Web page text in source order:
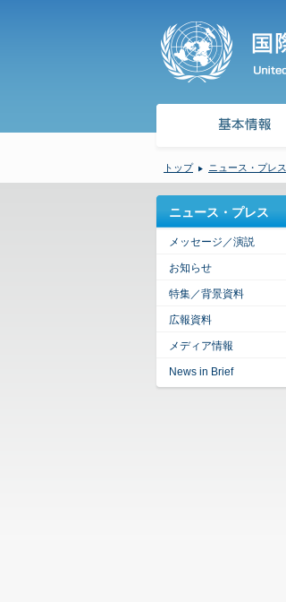
トップ ニュース・プレス
ニュース・プレス
メッセージ／演説
お知らせ
特集／背景資料
広報資料
メディア情報
News in Brief